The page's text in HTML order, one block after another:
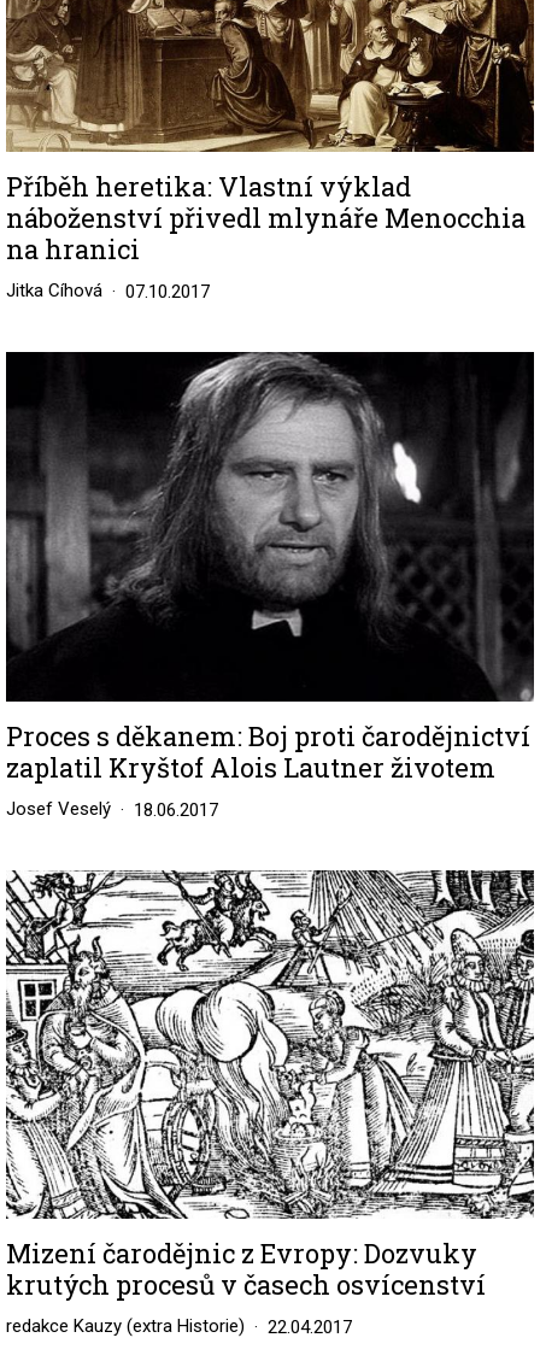
Příběh heretika: Vlastní výklad
náboženství přivedl mlynáře Menocchia
na hranici
Jitka Cíhová 07.10.2017
Proces s děkanem: Boj proti čarodějnictví
zaplatil Kryštof Alois Lautner životem
Josef Veselý 18.06.2017
Image
Mizení čarodějnic z Evropy: Dozvuky
krutých procesů v časech osvícenství
redakce Kauzy (extra Historie) 22.04.2017